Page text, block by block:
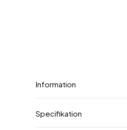
Information
Specifikation